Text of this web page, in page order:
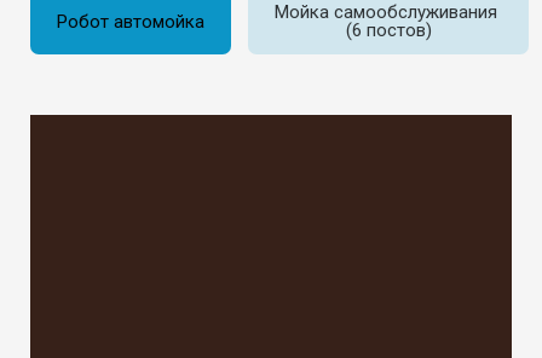
Робот автомойка
Мойка самообслуживания
(6 постов)